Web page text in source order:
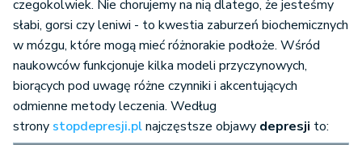
czegokolwiek. Nie chorujemy na nią dlatego, że jesteśmy
słabi, gorsi czy leniwi - to kwestia zaburzeń biochemicznych
w mózgu, które mogą mieć różnorakie podłoże. Wśród
naukowców funkcjonuje kilka modeli przyczynowych,
biorących pod uwagę różne czynniki i akcentujących
odmienne metody leczenia. Według
strony stopdepresji.plnajczęstsze objawy depresji to: